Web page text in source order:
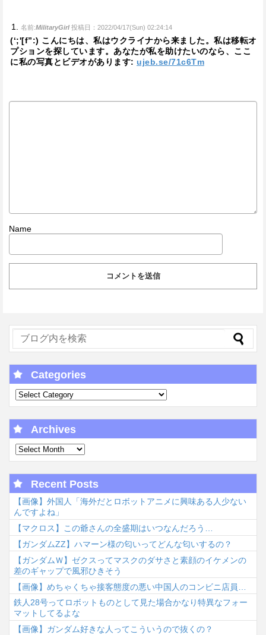
名前:MilitaryGirl 投稿日：2022/04/17(Sun) 02:24:14
(‘;'[f”:) こんにちは、私はウクライナから来ました。私は移転オ
プションを探しています。あなたが私を助けたいのなら、ここ
に私の写真とビデオがあります: ujeb.se/71c6Tm
Name
Categories
Archives
Recent Posts
【画像】外国人「海外だとロボットアニメに興味ある人少ない
んですよね」
【マクロス】この爺さんの全盛期はいつなんだろう…
【ガンダムΖΖ】ハマーン様の匂いってどんな匂いするの？
【ガンダムＷ】ゼクスってマスクのダサさと素顔のイケメンの
差のギャップで風邪ひきそう
【画像】めちゃくちゃ接客態度の悪い中国人のコンビニ店員…
鉄人28号ってロボットものとして見た場合かなり特異なフォー
マットしてるよな
【画像】ガンダム好きな人ってこういうので抜くの？